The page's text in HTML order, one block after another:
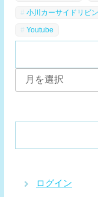
小川カーサイドリビ
Youtube
ー
ログイン